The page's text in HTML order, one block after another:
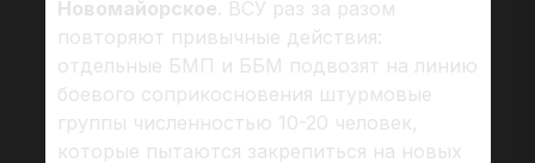
Новомайорское. ВСУ раз за разом
повторяют привычные действия:
отдельные БМП и ББМ подвозят на линию
боевого соприкосновения штурмовые
группы численностью 10-20 человек,
которые пытаются закрепиться на новых